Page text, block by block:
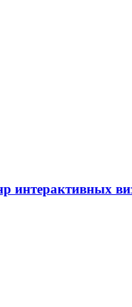
интерактивных